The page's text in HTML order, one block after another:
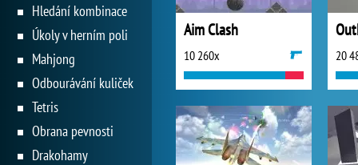
Aim Clash
10 260x 20
Hledání kombinace
Úkoly v herním poli
Mahjong
Odbourávání kuliček
Tetris
Obrana pevnosti
Drakohamy